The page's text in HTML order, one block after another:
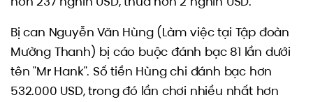
Bị can Nguyễn Văn Hùng (Làm việc tại Tập đoàn
Mường Thanh) bị cáo buộc đánh bạc 81 lần dưới
tên "Mr Hank". Số tiền Hùng chi đánh bạc hơn
532.000 USD, trong đó lần chơi nhiều nhất hơn